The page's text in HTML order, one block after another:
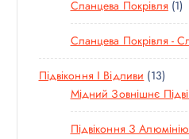
А
Р
В
А
Р
3
Т
О
В
А
Р
И
Сланцева Покрівля 11
Т
О
В
Р
Сланцева Покрівля -
Підвіконня І Відливи 131
3
Т
О
Мідний Зовнішнє
Підвіконня З Алюмінію